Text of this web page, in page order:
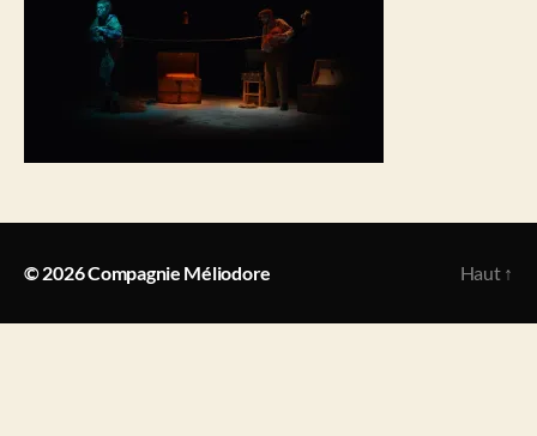
© 2026Compagnie Méliodore Haut ↑